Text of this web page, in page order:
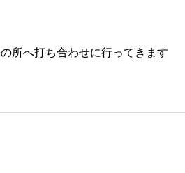
所へ打ち合わせに行ってきます